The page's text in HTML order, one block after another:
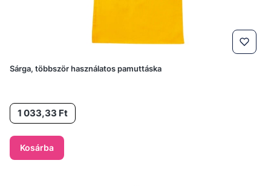
Sárga, többször használatos pamuttáska
Ár1 033,33 Ft
Kosárba